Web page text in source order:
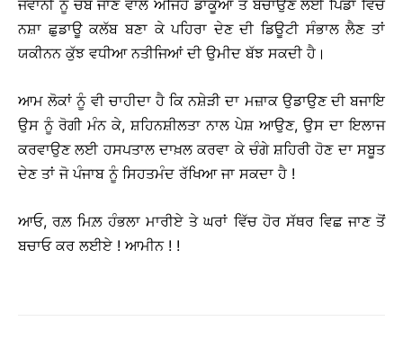
ਜਵਾਨੀ ਨੂੰ ਚੱਬ ਜਾਣ ਵਾਲੇ ਅਜਿਹੇ ਡਾਕੂਆਂ ਤੋਂ ਬਚਾਉਣ ਲਈ ਪਿੰਡਾਂ ਵਿੱਚ
ਨਸ਼ਾ ਛੁਡਾਊ ਕਲੱਬ ਬਣਾ ਕੇ ਪਹਿਰਾ ਦੇਣ ਦੀ ਡਿਊਟੀ ਸੰਭਾਲ ਲੈਣ ਤਾਂ
ਯਕੀਨਨ ਕੁੱਝ ਵਧੀਆ ਨਤੀਜਿਆਂ ਦੀ ਉਮੀਦ ਬੱਝ ਸਕਦੀ ਹੈ।
ਆਮ ਲੋਕਾਂ ਨੂੰ ਵੀ ਚਾਹੀਦਾ ਹੈ ਕਿ ਨਸ਼ੇੜੀ ਦਾ ਮਜ਼ਾਕ ਉਡਾਉਣ ਦੀ ਬਜਾਇ
ਉਸ ਨੂੰ ਰੋਗੀ ਮੰਨ ਕੇ, ਸ਼ਹਿਨਸ਼ੀਲਤਾ ਨਾਲ ਪੇਸ਼ ਆਉਣ, ਉਸ ਦਾ ਇਲਾਜ
ਕਰਵਾਉਣ ਲਈ ਹਸਪਤਾਲ ਦਾਖ਼ਲ ਕਰਵਾ ਕੇ ਚੰਗੇ ਸ਼ਹਿਰੀ ਹੋਣ ਦਾ ਸਬੂਤ
ਦੇਣ ਤਾਂ ਜੋ ਪੰਜਾਬ ਨੂੰ ਸਿਹਤਮੰਦ ਰੱਖਿਆ ਜਾ ਸਕਦਾ ਹੈ !
ਆਓ, ਰਲ਼ ਮਿਲ਼ ਹੰਭਲਾ ਮਾਰੀਏ ਤੇ ਘਰਾਂ ਵਿੱਚ ਹੋਰ ਸੱਥਰ ਵਿਛ ਜਾਣ ਤੋਂ
ਬਚਾਓ ਕਰ ਲਈਏ ! ਆਮੀਨ ! !